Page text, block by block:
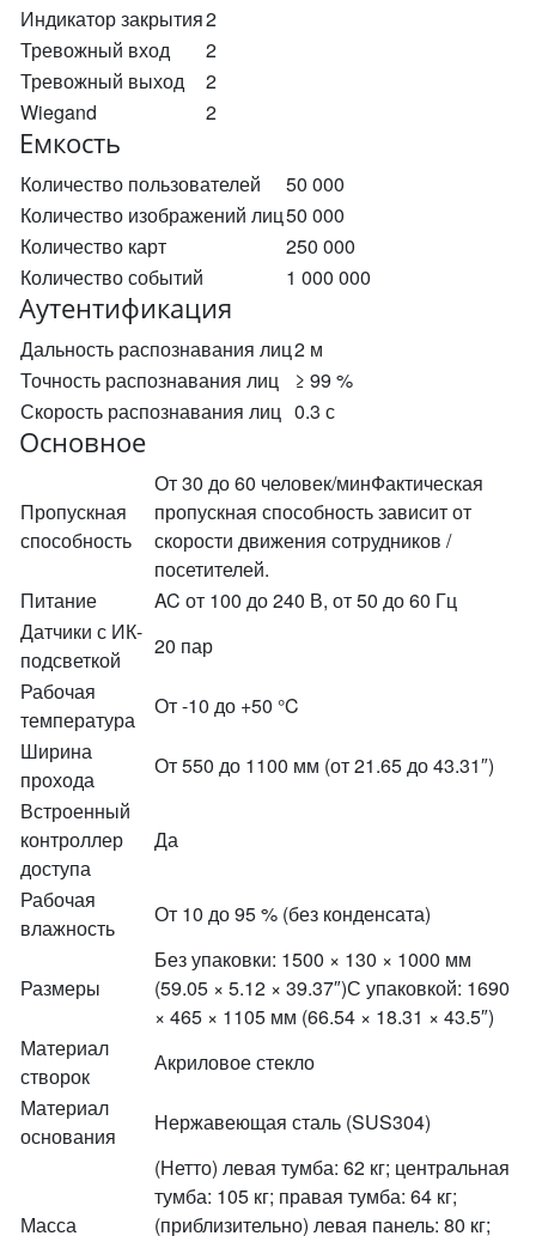
Индикатор закрытия2
Тревожный вход
2
Тревожный выход
2
Wiegand
2
Емкость
Количество пользователей
50 000
Количество изображений лиц50 000
Количество карт
250 000
Количество событий
1 000 000
Аутентификация
Дальность распознавания лиц2 м
Точность распознавания лиц
≥ 99 %
Скорость распознавания лиц 0.3 с
Основное
Пропускная
способность
От 30 до 60 человек/минФактическая
пропускная способность зависит от
скорости движения сотрудников /
посетителей.
Питание
AC от 100 до 240 В, от 50 до 60 Гц
Датчики с ИК-
подсветкой
20 пар
Рабочая
температура
От -10 до +50 °C
Ширина
прохода
От 550 до 1100 мм (от 21.65 до 43.31″)
Встроенный
контроллер
доступа
Да
Рабочая
влажность
От 10 до 95 % (без конденсата)
Размеры
Без упаковки: 1500 × 130 × 1000 мм
(59.05 × 5.12 × 39.37″)С упаковкой: 1690
× 465 × 1105 мм (66.54 × 18.31 × 43.5″)
Материал
створок
Акриловое стекло
Материал
основания
Нержавеющая сталь (SUS304)
Масса
(Нетто) левая тумба: 62 кг; центральная
тумба: 105 кг; правая тумба: 64 кг;
(приблизительно) левая панель: 80 кг;